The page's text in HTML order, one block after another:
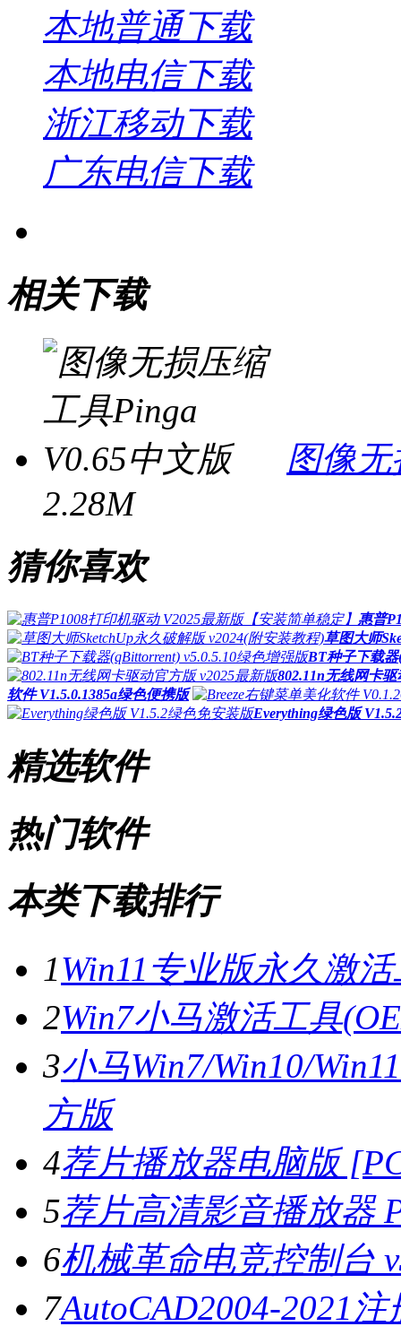
本地普通下载
本地电信下载
浙江移动下载
广东电信下载
相关下载
图像无
2.28M
猜你喜欢
惠普
草图大师
BT种子下载器
802.11n无线网卡
软件 V1.5.0.1385a绿色便携版
Everything绿色版
精选软件
热门软件
本类下载排行
1Win11专业版永久激
2Win7小马激活工具
3小马Win7/Win10/
方版
4荐片播放器电脑版
5荐片高清影音播放器
6机械革命电竞控制台
7AutoCAD2004-2021